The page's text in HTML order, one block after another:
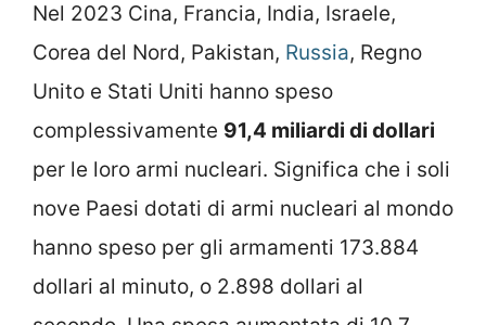
Nel 2023 Cina, Francia, India, Israele,
Corea del Nord, Pakistan, Russia, Regno
Unito e Stati Uniti hanno speso
complessivamente 91,4 miliardi di dollari
per le loro armi nucleari. Significa che i soli
nove Paesi dotati di armi nucleari al mondo
hanno speso per gli armamenti 173.884
dollari al minuto, o 2.898 dollari al